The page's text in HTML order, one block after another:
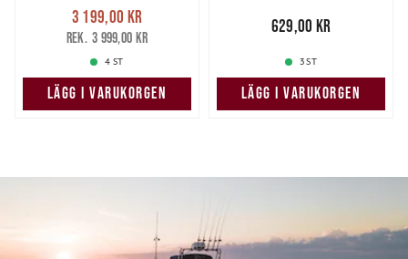
Nuvarande pris
3 199,00 krTidigare pris
3 999,00 kr
3 199,00 kr
3 999,00 kr
4 ST
LÄGG I VARUKORGEN
629,00 kr
629,00 kr
3 ST
LÄGG I VARUKORGEN